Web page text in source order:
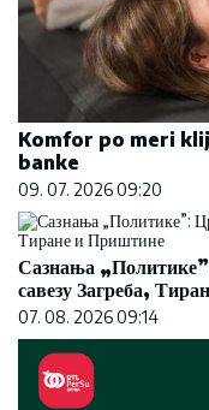
Komfor po meri
banke
09. 07. 2026 09:20
Сазнања
савезу Загреба,
07. 08. 2026 09:14